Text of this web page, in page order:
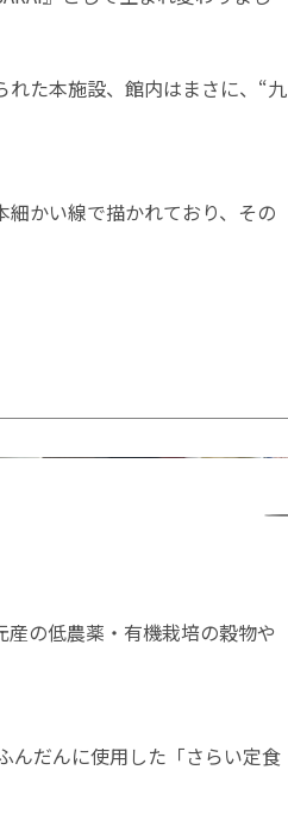
た本施設、館内はまさに、“九
かい線で描かれており、その
の低農薬・有機栽培の穀物や
んだんに使用した「さらい定食